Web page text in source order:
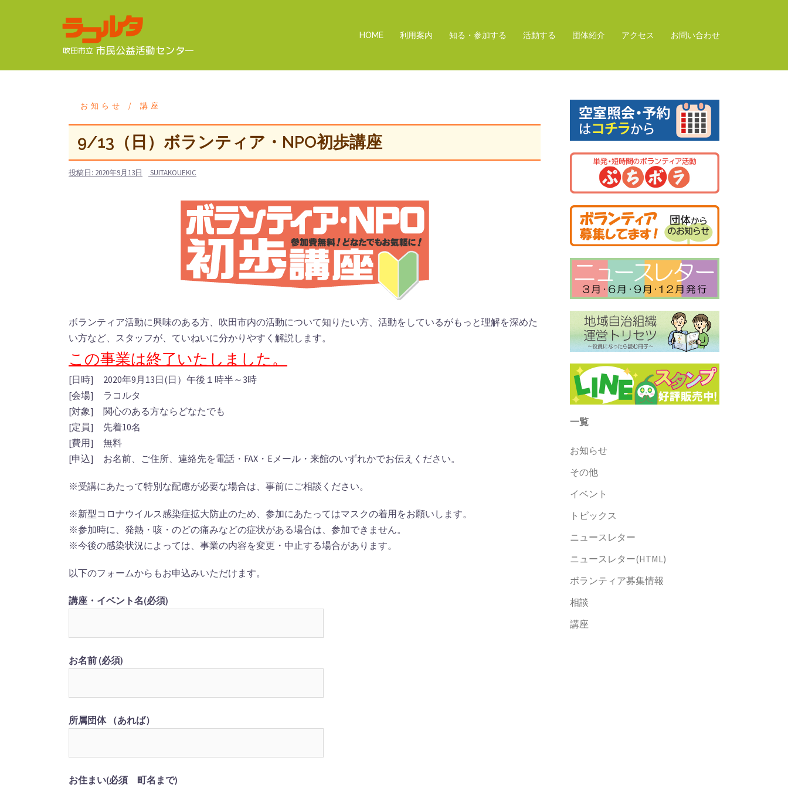
ツ
HOME 利用案内 知る・参加する 活動する 団体紹介 アクセス お問い合わせ
お知らせ 講座
9/13（日）ボランティア・NPO初歩講座
投稿日: 2020年9月13日 SUITAKOUEKIC
ボランティア活動に興味のある方、吹田市内の活動について知りたい方、活動をしているがもっと理解を深めた
い方など、スタッフが、ていねいに分かりやすく解説します。
この事業は終了いたしました。
[日時] 2020年9月13日(日）午後１時半～3時
[会場] ラコルタ
[対象] 関心のある方ならどなたでも
[定員] 先着10名
[費用] 無料
[申込] お名前、ご住所、連絡先を電話・FAX・Eメール・来館のいずれかでお伝えください。
※受講にあたって特別な配慮が必要な場合は、事前にご相談ください。
※新型コロナウイルス感染症拡大防止のため、参加にあたってはマスクの着用をお願いします。
※参加時に、発熱・咳・のどの痛みなどの症状がある場合は、参加できません。
※今後の感染状況によっては、事業の内容を変更・中止する場合があります。
以下のフォームからもお申込みいただけます。
講座・イベント名(必須)
お名前 (必須)
所属団体 （あれば）
お住まい(必須 町名まで)
一覧
お知らせ
その他
イベント
トピックス
ニュースレター
ニュースレター(HTML)
ボランティア募集情報
相談
講座